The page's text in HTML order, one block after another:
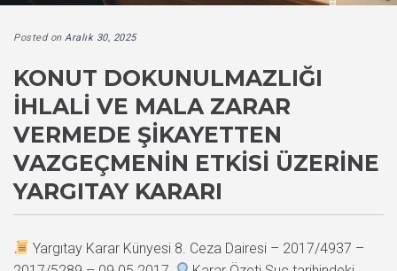
Posted on Aralık 30, 2025
KONUT DOKUNULMAZLIĞI
İHLALI VE MALA ZARAR
VERMEDE ŞIKAYETTEN
VAZGEÇMENIN ETKISI ÜZERINE
YARGITAY KARARI
Yargıtay Karar Künyesi 8. Ceza Dairesi – 2017/4937 –